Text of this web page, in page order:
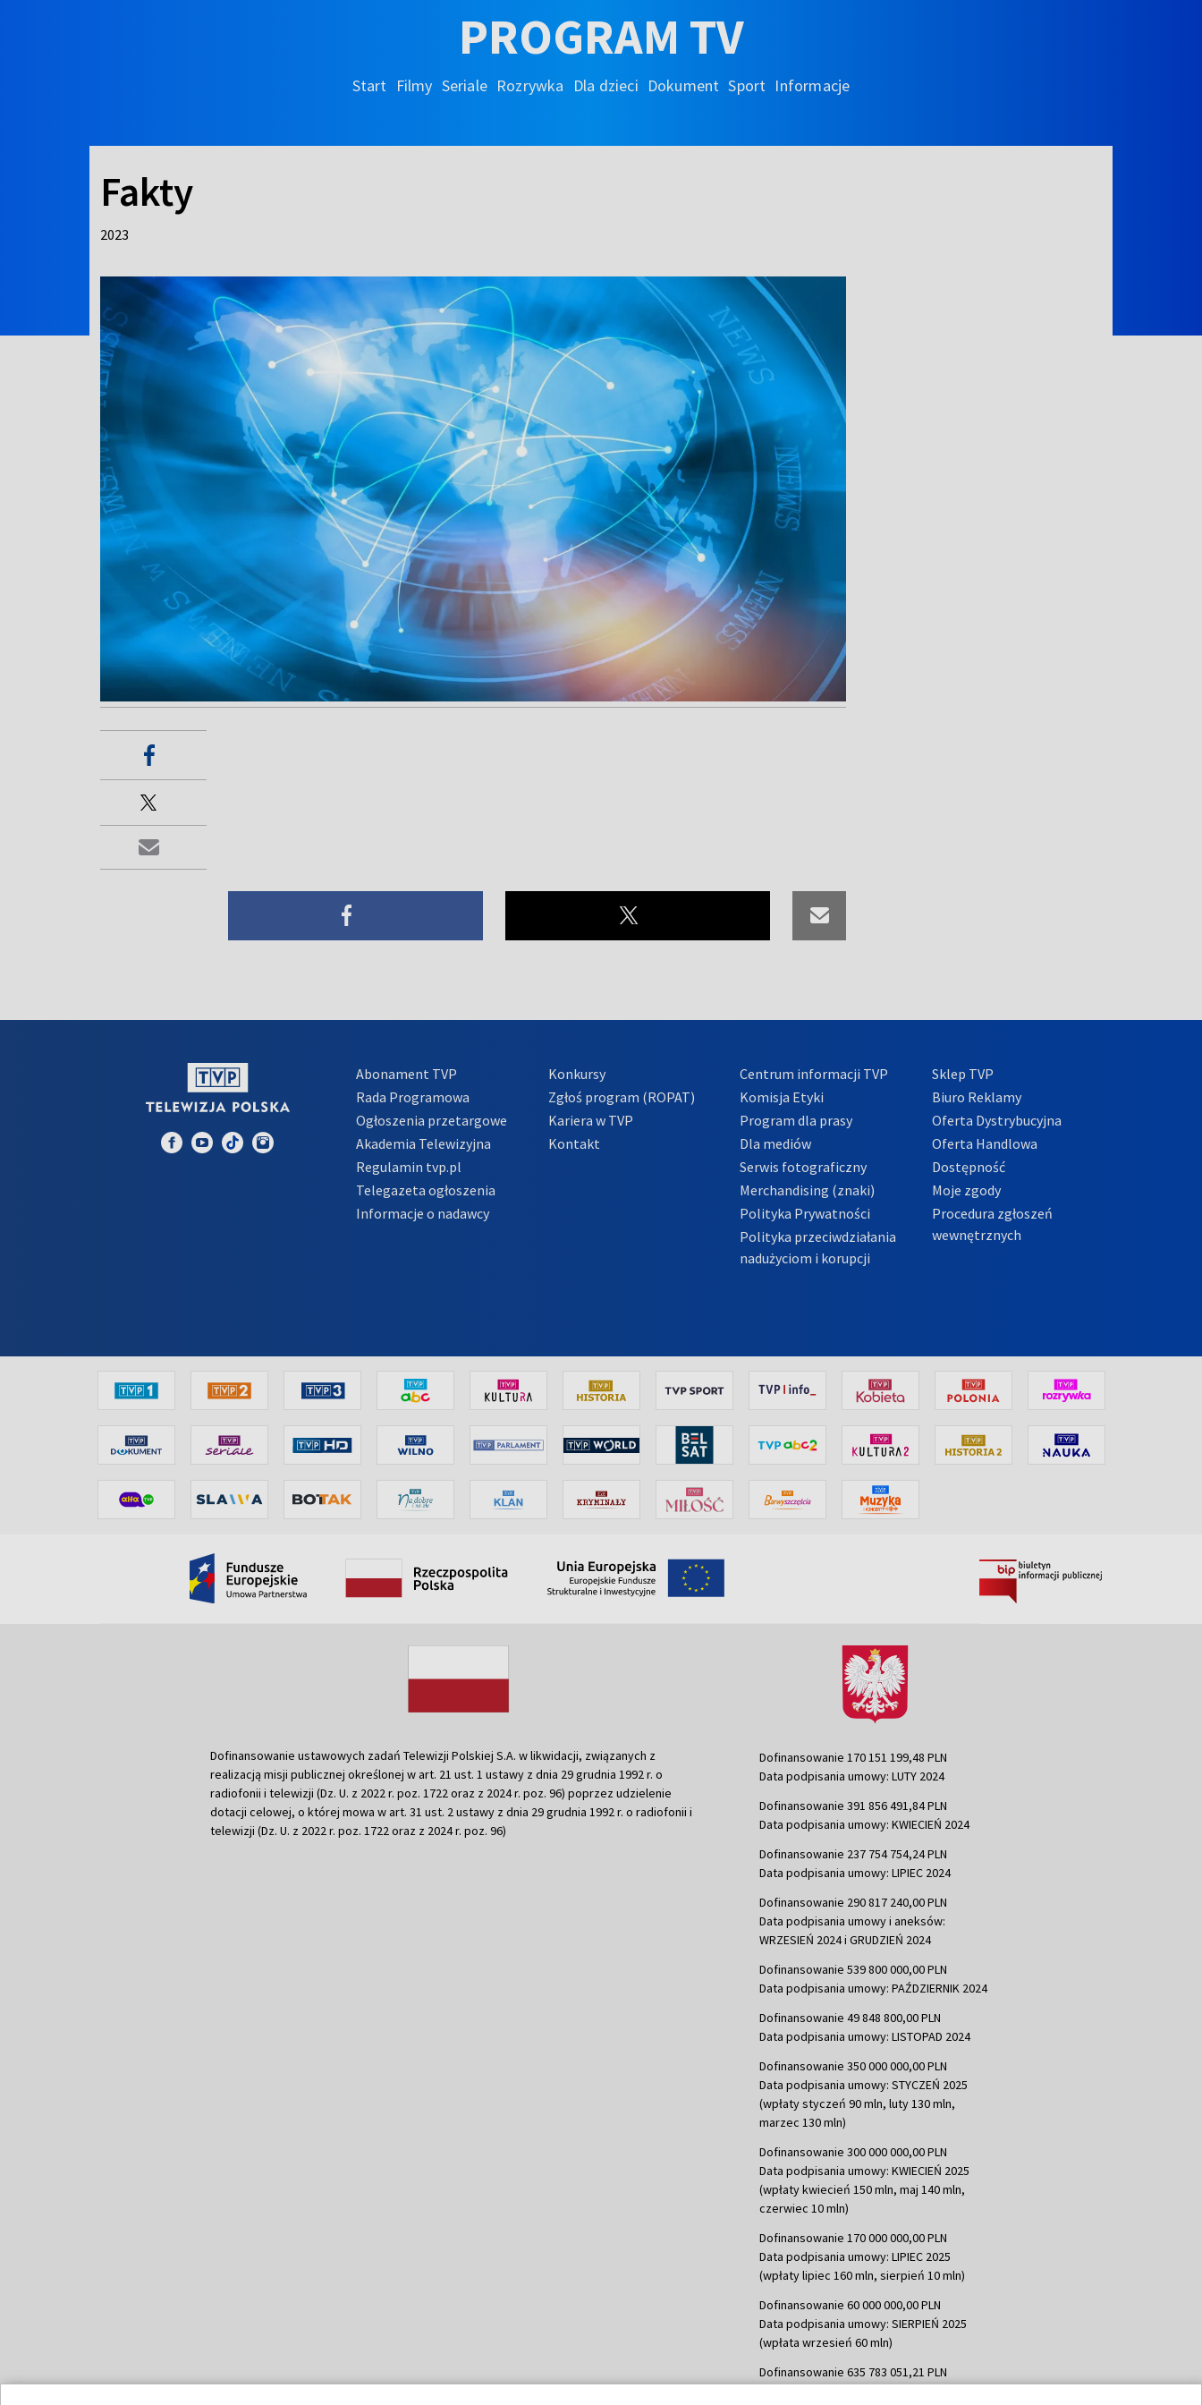
PROGRAM TV
Start Filmy Seriale Rozrywka Dla dzieci Dokument Sport Informacje
Fakty
2023
Abonament TVP
Rada Programowa
Ogłoszenia przetargowe
Akademia Telewizyjna
Regulamin tvp.pl
Telegazeta ogłoszenia
Informacje o nadawcy
Konkursy
Zgłoś program (ROPAT)
Kariera w TVP
Kontakt
Centrum informacji TVP
Komisja Etyki
Program dla prasy
Dla mediów
Serwis fotograficzny
Merchandising (znaki)
Polityka Prywatności
Polityka przeciwdziałania
nadużyciom i korupcji
Sklep TVP
Biuro Reklamy
Oferta Dystrybucyjna
Oferta Handlowa
Dostępność
Moje zgody
Procedura zgłoszeń
wewnętrznych
Dofinansowanie ustawowych zadań Telewizji Polskiej S.A. w likwidacji, związanych z
realizacją misji publicznej określonej w art. 21 ust. 1 ustawy z dnia 29 grudnia 1992 r. o
radiofonii i telewizji (Dz. U. z 2022 r. poz. 1722 oraz z 2024 r. poz. 96) poprzez udzielenie
dotacji celowej, o której mowa w art. 31 ust. 2 ustawy z dnia 29 grudnia 1992 r. o radiofonii i
telewizji (Dz. U. z 2022 r. poz. 1722 oraz z 2024 r. poz. 96)
Dofinansowanie 170 151 199,48 PLN
Data podpisania umowy: LUTY 2024
Dofinansowanie 391 856 491,84 PLN
Data podpisania umowy: KWIECIEŃ 2024
Dofinansowanie 237 754 754,24 PLN
Data podpisania umowy: LIPIEC 2024
Dofinansowanie 290 817 240,00 PLN
Data podpisania umowy i aneksów:
WRZESIEŃ 2024 i GRUDZIEŃ 2024
Dofinansowanie 539 800 000,00 PLN
Data podpisania umowy: PAŹDZIERNIK 2024
Dofinansowanie 49 848 800,00 PLN
Data podpisania umowy: LISTOPAD 2024
Dofinansowanie 350 000 000,00 PLN
Data podpisania umowy: STYCZEŃ 2025
(wpłaty styczeń 90 mln, luty 130 mln,
marzec 130 mln)
Dofinansowanie 300 000 000,00 PLN
Data podpisania umowy: KWIECIEŃ 2025
(wpłaty kwiecień 150 mln, maj 140 mln,
czerwiec 10 mln)
Dofinansowanie 170 000 000,00 PLN
Data podpisania umowy: LIPIEC 2025
(wpłaty lipiec 160 mln, sierpień 10 mln)
Dofinansowanie 60 000 000,00 PLN
Data podpisania umowy: SIERPIEŃ 2025
(wpłata wrzesień 60 mln)
Dofinansowanie 635 783 051,21 PLN